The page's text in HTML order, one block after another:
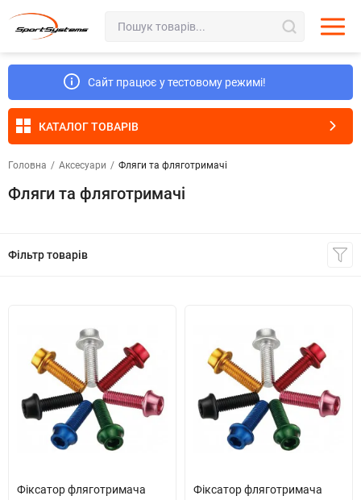
Сайт працює у тестовому режимі!
КАТАЛОГ ТОВАРІВ
Головна / Аксесуари / Фляги та фляготримачі
Фляги та фляготримачі
Фільтр товарів
Фіксатор фляготримача
Фіксатор фляготримача